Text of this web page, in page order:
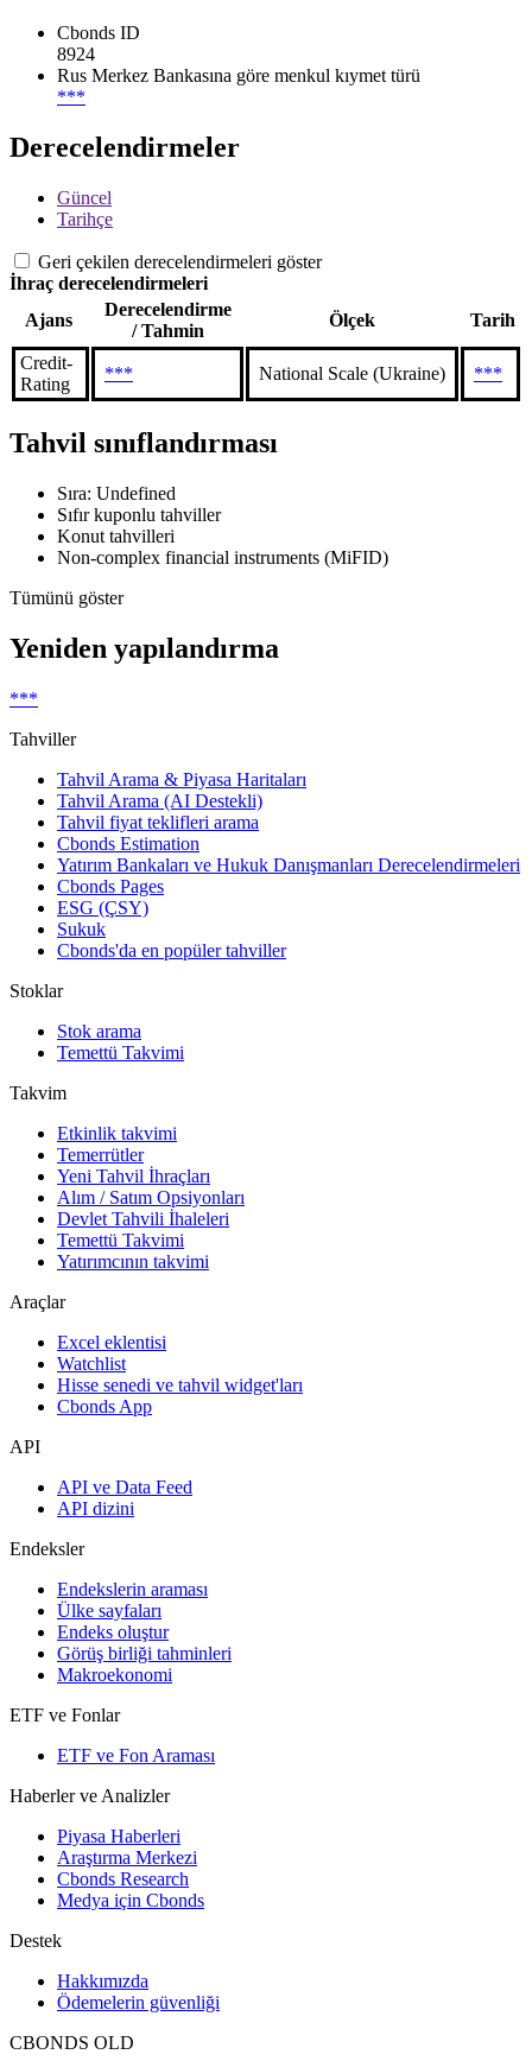
Cbonds ID
8924
Rus Merkez Bankasına göre menkul kıymet türü
***
Derecelendirmeler
Güncel
Tarihçe
Geri çekilen derecelendirmeleri göster
İhraç derecelendirmeleri
Ajans
Derecelendirme
/ Tahmin
Ölçek Tarih
Credit-
Rating
*** National Scale (Ukraine) ***
Tahvil sınıflandırması
Sıra: Undefined
Sıfır kuponlu tahviller
Konut tahvilleri
Non-complex financial instruments (MiFID)
Tümünü göster
Yeniden yapılandırma
***
Tahviller
Tahvil Arama & Piyasa Haritaları
Tahvil Arama (AI Destekli)
Tahvil fiyat teklifleri arama
Cbonds Estimation
Yatırım Bankaları ve Hukuk Danışmanları Derecelendirmeleri
Cbonds Pages
ESG (ÇSY)
Sukuk
Cbonds'da en popüler tahviller
Stoklar
Stok arama
Temettü Takvimi
Takvim
Etkinlik takvimi
Temerrütler
Yeni Tahvil İhraçları
Alım / Satım Opsiyonları
Devlet Tahvili İhaleleri
Temettü Takvimi
Yatırımcının takvimi
Araçlar
Excel eklentisi
Watchlist
Hisse senedi ve tahvil widget'ları
Cbonds App
API
API ve Data Feed
API dizini
Endeksler
Endekslerin araması
Ülke sayfaları
Endeks oluştur
Görüş birliği tahminleri
Makroekonomi
ETF ve Fonlar
ETF ve Fon Araması
Haberler ve Analizler
Piyasa Haberleri
Araştırma Merkezi
Cbonds Research
Medya için Cbonds
Destek
Hakkımızda
Ödemelerin güvenliği
CBONDS OLD